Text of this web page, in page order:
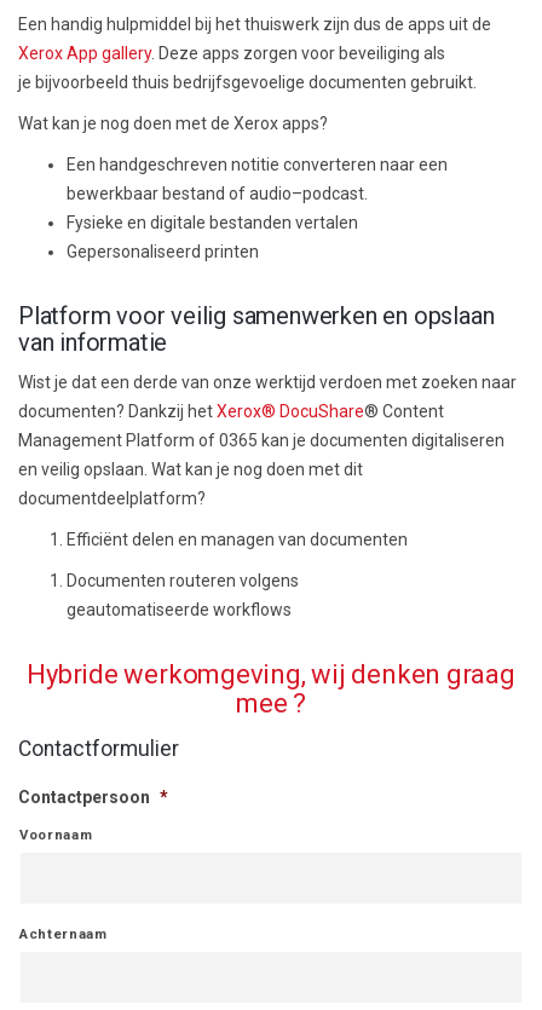
Een handig hulpmiddel bij het thuiswerk zijn dus de apps uit de
Xerox App gallery. Deze apps zorgen voor beveiliging als
je bijvoorbeeld thuis bedrijfsgevoelige documenten gebruikt.
Watkan je nog doen met de Xerox apps?
Een handgeschreven notitie converteren naar een
bewerkbaar bestand ofaudio–podcast
Fysieke en digitale bestanden vertalen
Gepersonaliseerd printen
Platform voor veilig samenwerken en opslaan
van informatie
Wist je dateen derde van onze werktijd verdoen met zoeken naar
documenten? Dankzij hetXerox® DocuShare® Content
Management Platform of0365 kan je documenten digitaliseren
en veilig opslaan. Wat kan je nog doen met dit
documentdeelplatform?
Efficiënt delen en managen van documenten
Documenten routeren volgens
geautomatiseerde workflows
Hybride werkomgeving, wij denken graag
mee ?
Contactformulier
Contactpersoon *
Voornaam
Achternaam